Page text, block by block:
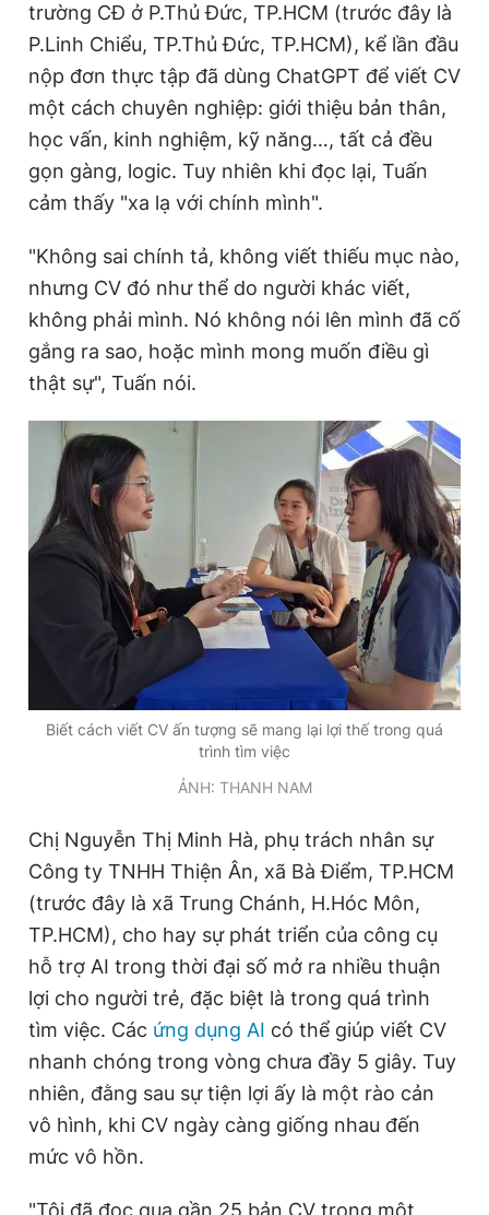
Đọc Thanh Niên trên điện thoại
Hotline
0906 645 777
Liên hệ quảng cáo
0908 780 404
Đặt báo Quảng cáo
Phó tổng biên tập thường trực: Hải Thành
Phó tổng biên tập: Lâm Hiếu Dũng
Phó tổng biên tập: Trần Việt Hưng
Tổng thư ký tòa soạn: Đức Trung
Giấy phép xuất bản số 110/GP - BTTTT cấp ngày 24.3.2020
© 2003-2026 Bản quyền thuộc về Báo Thanh Niên. Cấm sao
chép dưới mọi hình thức nếu không có sự chấp thuận bằng văn
bản. Phát triển bởi ePi Technologies, JSC.
trường CĐ ở P.Thủ Đức, TP.HCM (trước đây là
P.Linh Chiểu, TP.Thủ Đức, TP.HCM), kể lần đầu
nộp đơn thực tập đã dùng ChatGPT để viết CV
một cách chuyên nghiệp: giới thiệu bản thân,
học vấn, kinh nghiệm, kỹ năng…, tất cả đều
gọn gàng, logic. Tuy nhiên khi đọc lại, Tuấn
cảm thấy "xa lạ với chính mình".
"Không sai chính tả, không viết thiếu mục nào,
nhưng CV đó như thể do người khác viết,
không phải mình. Nó không nói lên mình đã cố
gắng ra sao, hoặc mình mong muốn điều gì
thật sự", Tuấn nói.
Biết cách viết CV ấn tượng sẽ mang lại lợi thế trong quá
trình tìm việc
ẢNH: THANH NAM
Chị Nguyễn Thị Minh Hà, phụ trách nhân sự
Công ty TNHH Thiện Ân, xã Bà Điểm, TP.HCM
(trước đây là xã Trung Chánh, H.Hóc Môn,
TP.HCM), cho hay sự phát triển của công cụ
hỗ trợ AI trong thời đại số mở ra nhiều thuận
lợi cho người trẻ, đặc biệt là trong quá trình
tìm việc. Các ứng dụng AI có thể giúp viết CV
nhanh chóng trong vòng chưa đầy 5 giây. Tuy
nhiên, đằng sau sự tiện lợi ấy là một rào cản
vô hình, khi CV ngày càng giống nhau đến
mức vô hồn.
"Tôi đã đọc qua gần 25 bản CV trong một